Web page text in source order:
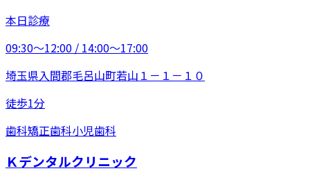
本日診療
09:30〜12:00 / 14:00〜17:00
埼玉県入間郡毛呂山町若山１－１－１０
徒歩1分
歯科矯正歯科小児歯科
Ｋデンタルクリニック